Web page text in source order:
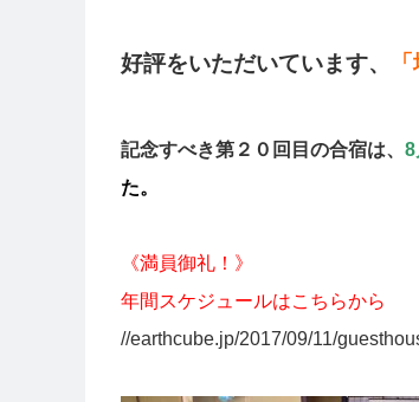
好評をいただいています、
記念すべき第２０回目の合宿は、 8
た。
《満員御礼！》
年間スケジュールはこちらから
//earthcube.jp/2017/09/11/